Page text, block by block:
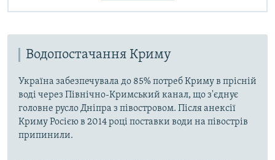
Водопостачання Криму
Україна забезпечувала до 85% потреб Криму в прісній
воді через Північно-Кримський канал, що з'єднує
головне русло Дніпра з півостровом. Після анексії
Криму Росією в 2014 році поставки води на півострів
припинили.